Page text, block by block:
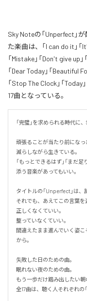
Sky Noteの「Unperfect」
た楽曲は、「I can do it」「
「Mistake」「Don't give up
「Dear Today」「Beautiful
「Stop The Clock」「Today
17曲となっている。
「完璧」を求められる時代に
頑張ることが当たり前にな
減らしながら生きている。
「もっとできるはず」「まだ
添う音楽があってもいい。
タイトルの「Unperfect」は、
それでも、あえてこの言葉を
正しくなくていい。
整っていなくていい。
間違えたまま進んでいく姿
から。
失敗した日のための曲。
眠れない夜のための曲。
もう一歩だけ踏み出したい朝
全17曲は、聴く人それぞれの